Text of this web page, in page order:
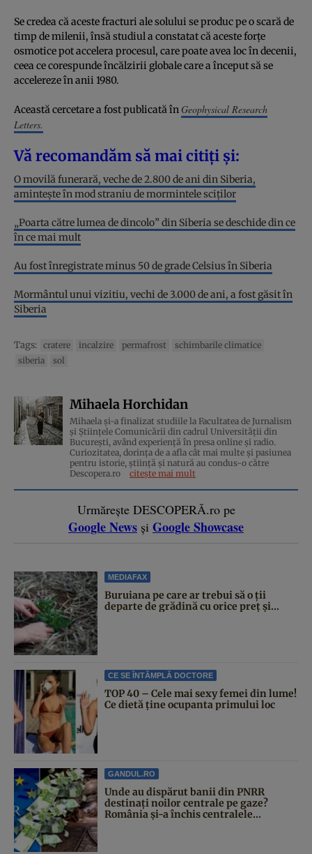
Se credea că aceste fracturi ale solului se produc pe o scară de
timp de milenii, însă studiul a constatat că aceste forțe
osmotice pot accelera procesul, care poate avea loc în decenii,
ceea ce corespunde încălzirii globale care a început să se
accelereze în anii 1980.
Această cercetare a fost publicată în Geophysical Research
Letters.
Vă recomandăm să mai citiți și:
O movilă funerară, veche de 2.800 de ani din Siberia,
amintește în mod straniu de mormintele sciților
„Poarta către lumea de dincolo” din Siberia se deschide din ce
în ce mai mult
Au fost înregistrate minus 50 de grade Celsius în Siberia
Mormântul unui vizitiu, vechi de 3.000 de ani, a fost găsit în
Siberia
Tags: cratere incalzire permafrost
schimbarile climatice
siberia
sol
Mihaela Horchidan
Mihaela și-a finalizat studiile la Facultatea de Jurnalism
și Științele Comunicării din cadrul Universității din
București, având experiență în presa online și radio.
Curiozitatea, dorința de a afla cât mai multe și pasiunea
pentru istorie, ştiinţă şi natură au condus-o către
Descopera.ro
citește mai mult
Urmărește DESCOPERĂ.ro pe
Google News și Google Showcase
MEDIAFAX
Buruiana pe care ar trebui să o ții
departe de grădină cu orice preț și...
CE SE ÎNTÂMPLĂ DOCTORE
TOP 40 – Cele mai sexy femei din lume!
Ce dietă ține ocupanta primului loc
GANDUL.RO
Unde au dispărut banii din PNRR
destinați noilor centrale pe gaze?
România și-a închis centralele...